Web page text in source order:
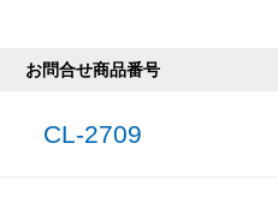
お問合せ商品番号
CL-2709